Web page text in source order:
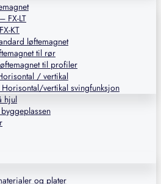
FX-LT
KT
løftemagnet
til rør
til profiler
/ vertikal
Horisontal/vertikal svingfunksjon
hjul
og plater